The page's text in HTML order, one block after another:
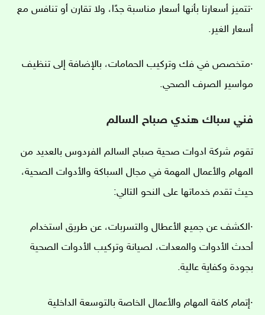
·تتميز أسعارنا بأنها أسعار مناسبة جدًا، ولا تقارن أو تنافس مع
أسعار الغير.
·متخصص في فك وتركيب الحمامات، بالإضافة إلى تنظيف
مواسير الصرف الصحي.
فني سباك هندي صباح السالم
تقوم شركة ادوات صحية صباح السالم الفردوس بالعديد من
المهام والأعمال المهمة في مجال السباكة والأدوات الصحية،
حيث تقدم خدماتها على النحو التالي:
·الكشف عن جميع الأعطال والتسربات، عن طريق استخدام
أحدث الأدوات والمعدات، لصيانة وتركيب الأدوات الصحية
بجودة وكفاية عالية.
·إتمام كافة المهام والأعمال الخاصة بالتوسعة الداخلية